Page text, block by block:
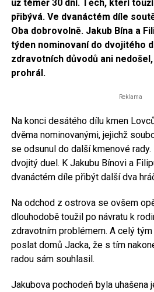
už téměř 30 dní. Těch, kteří
přibývá. Ve dvanáctém díle
Oba dobrovolně. Jakub Bína a
týden nominovaní do dvojitého
zdravotních důvodů ani
prohrál.
Reklama
Na konci desátého dílu kmen
dvěma nominovanými, jejichž
se odsunul do další kmenové
dvojitý duel. K Jakubu Bínovi a
dvanáctém díle přibýt další dva
Na odchod z ostrova se ovšem
dlouhodobě toužil po návratu k
zdravotním problémem. A celý
poslat domů Jacka, že s tím
radou sám souhlasil.
Jakubova pochodeň byla uhašena